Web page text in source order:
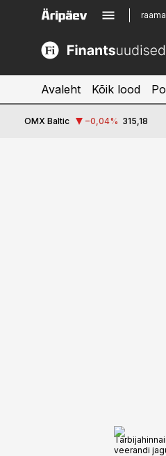
kinnisvarauudised.ee
logistikauudised.ee
Avaleht Kõik lood
OMX Baltic −0,04% 315,18
veerandi